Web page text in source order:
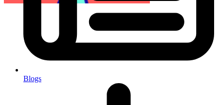
Blogs